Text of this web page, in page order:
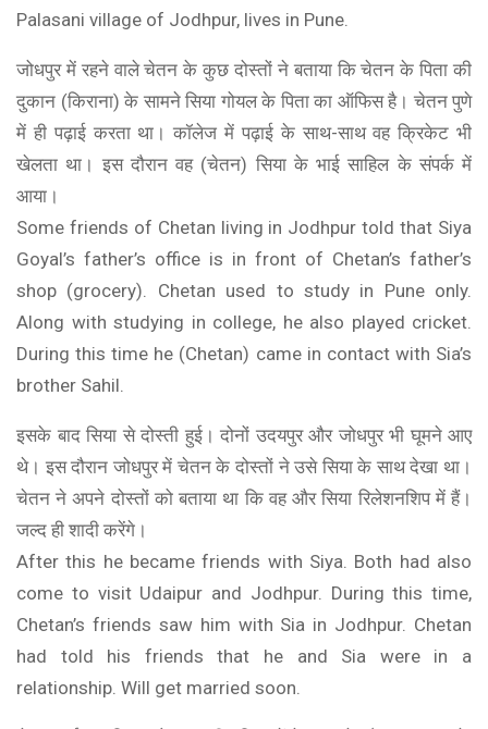
Palasani village of Jodhpur, lives in Pune.
जोधपुर में रहने वाले चेतन के कुछ दोस्तों ने बताया कि चेतन के पिता की
दुकान (किराना) के सामने सिया गोयल के पिता का ऑफिस है। चेतन पुणे
में ही पढ़ाई करता था। कॉलेज में पढ़ाई के साथ-साथ वह क्रिकेट भी
खेलता था। इस दौरान वह (चेतन) सिया के भाई साहिल के संपर्क में
आया।
Some friends of Chetan living in Jodhpur told that Siya
Goyal’s father’s office is in front of Chetan’s father’s
shop (grocery). Chetan used to study in Pune only.
Along with studying in college, he also played cricket.
During this time he (Chetan) came in contact with Sia’s
brother Sahil.
इसके बाद सिया से दोस्ती हुई। दोनों उदयपुर और जोधपुर भी घूमने आए
थे। इस दौरान जोधपुर में चेतन के दोस्तों ने उसे सिया के साथ देखा था।
चेतन ने अपने दोस्तों को बताया था कि वह और सिया रिलेशनशिप में हैं।
जल्द ही शादी करेंगे।
After this he became friends with Siya. Both had also
come to visit Udaipur and Jodhpur. During this time,
Chetan’s friends saw him with Sia in Jodhpur. Chetan
had told his friends that he and Sia were in a
relationship. Will get married soon.